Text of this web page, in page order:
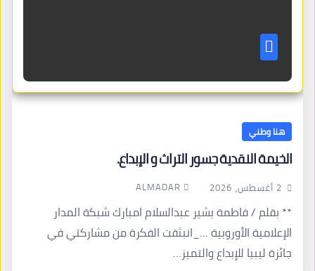
هنا وطني
الخيمة النقدية جسور التراث و الإبداع.
2 أغسطس، 2026 ALMADAR
** بقلم / فاطمة بشير عبدالسلام امبارك شبكة المدار
الإعلامية الأوروبية …_انبثقت الفكرة من مشاركتي في
جائزة ليبيا للإبداع والتميز…